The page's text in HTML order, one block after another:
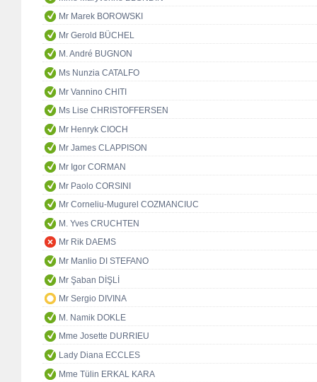
Mr Marek BOROWSKI
Mr Gerold BÜCHEL
M. André BUGNON
Ms Nunzia CATALFO
Mr Vannino CHITI
Ms Lise CHRISTOFFERSEN
Mr Henryk CIOCH
Mr James CLAPPISON
Mr Igor CORMAN
Mr Paolo CORSINI
Mr Corneliu-Mugurel COZMANCIUC
M. Yves CRUCHTEN
Mr Rik DAEMS
Mr Manlio DI STEFANO
Mr Şaban DİŞLİ
Mr Sergio DIVINA
M. Namik DOKLE
Mme Josette DURRIEU
Lady Diana ECCLES
Mme Tülin ERKAL KARA